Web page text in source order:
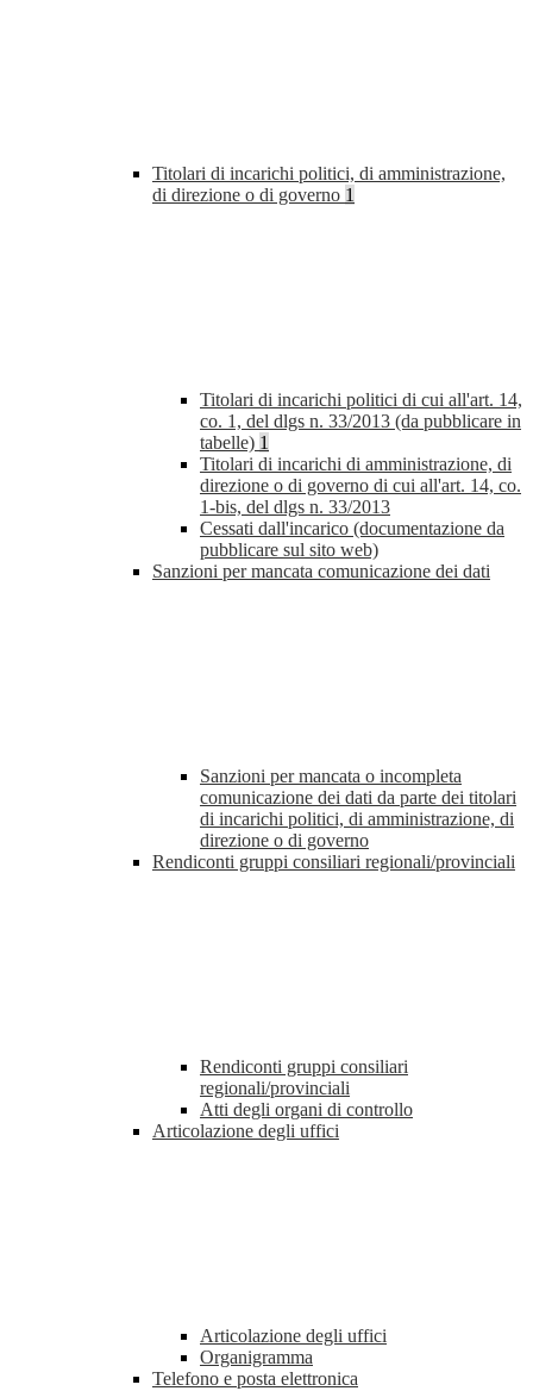
Titolari di incarichi politici, di amministrazione,
di direzione o di governo 1
Titolari di incarichi politici di cui all'art. 14,
co. 1, del dlgs n. 33/2013 (da pubblicare in
tabelle) 1
Titolari di incarichi di amministrazione, di
direzione o di governo di cui all'art. 14, co.
1-bis, del dlgs n. 33/2013
Cessati dall'incarico (documentazione da
pubblicare sul sito web)
Sanzioni per mancata comunicazione dei dati
Sanzioni per mancata o incompleta
comunicazione dei dati da parte dei titolari
di incarichi politici, di amministrazione, di
direzione o di governo
Rendiconti gruppi consiliari regionali/provinciali
Rendiconti gruppi consiliari
regionali/provinciali
Atti degli organi di controllo
Articolazione degli uffici
Articolazione degli uffici
Organigramma
Telefono e posta elettronica